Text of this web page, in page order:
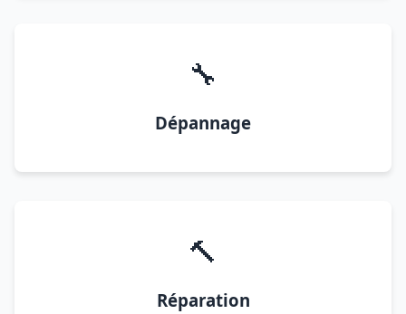
🔧
Dépannage
🔨
Réparation